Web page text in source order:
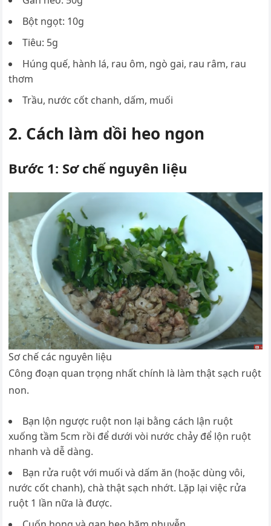
Bột ngọt: 10g
Tiêu: 5g
Húng quế, hành lá, rau ôm, ngò gai, rau râm, rau
thơm
Trầu, nước cốt chanh, dấm, muối
2. Cách làm dồi heo ngon
Bước 1: Sơ chế nguyên liệu
Sơ chế các nguyên liệu
Công đoạn quan trọng nhất chính là làm thật sạch ruột
non.
Bạn lộn ngược ruột non lại bằng cách lận ruột
xuống tầm 5cm rồi để dưới vòi nước chảy để lộn ruột
nhanh và dễ dàng.
Bạn rửa ruột với muối và dấm ăn (hoặc dùng vôi,
nước cốt chanh), chà thật sạch nhớt. Lặp lại việc rửa
ruột 1 lần nữa là được.